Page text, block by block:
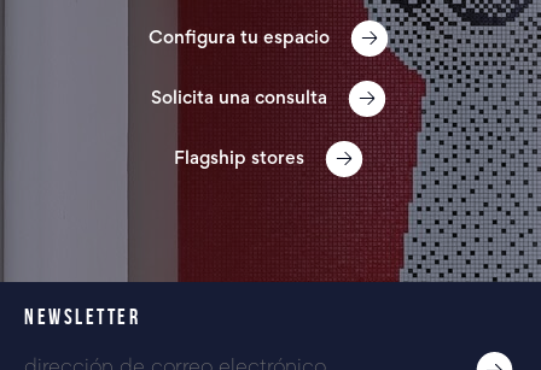
Configura tu espacio
Solicita una consulta
Flagship stores
NEWSLETTER